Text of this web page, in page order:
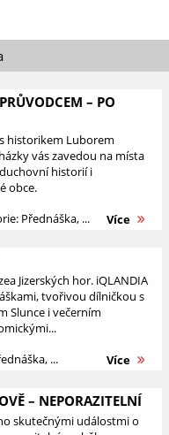
– PO
historikem Luborem
vás zavedou na místa
historií i
obce.
Přednáška, ... Více
Jizerských hor. iQLANDIA
tvořivou dílničkou s
Slunce i večerním
... Více
– NEPORAZITELNÍ
skutečnými událostmi o